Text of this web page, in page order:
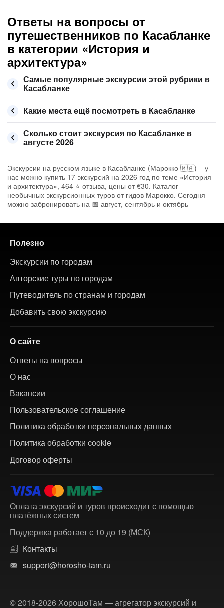
Ответы на вопросы от
путешественников по Касабланке
в категории «История и
архитектура»
Самые популярные экскурсии этой рубрики в
Касабланке
Какие места ещё посмотреть в Касабланке
Сколько стоит экскурсия по Касабланке в
августе 2026
Экскурсии на русском языке в Касабланке (Марокко 🇲🇦) – у
нас можно купить 17 экскурсий на 2026 год по теме «История
и архитектура», 464 ⭐ отзыва, цены от €30. Каталог
необычных экскурсионных туров от гидов Марокко. Сегодня
можно забронировать на 📅 август, сентябрь и октябрь
Полезно
Экскурсии по городам
Авторские туры по городам
Путеводитель по странам и городам
Добавить свою экскурсию
О сайте
Ответы на вопросы
О нас
Вакансии
Пользовательское соглашение
Политика обработки персональных данных
Политика обработки cookie
Договор оферты
Оплата экскурсий и туров происходит с помощью
платёжных систем
Поддержка работает с 10 до 19 (МСК)
Контакты
support@horosho-tam.ru
© 2018-2026 ХорошоТам — агрегатор экскурсий и